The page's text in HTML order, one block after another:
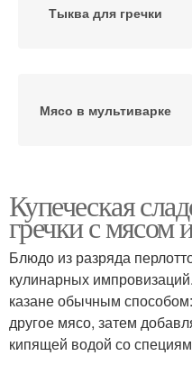
Тыква для гречки
Мясо в мультиварке
Гречка с мясом
Купеческая
гречки с мясом
Блюдо из разряда
кулинарных
казане обычным
другое мясо, затем
кипящей водой со